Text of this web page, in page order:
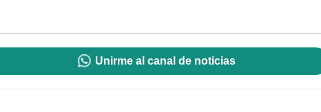
Unirme al canal de noticias